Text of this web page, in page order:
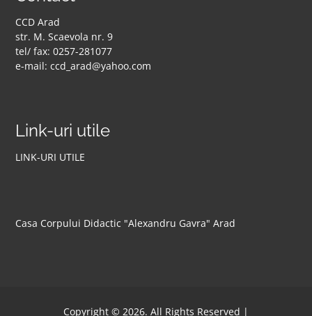
CCD Arad
str. M. Scaevola nr. 9
tel/ fax: 0257-281077
e-mail: ccd_arad@yahoo.com
Link-uri utile
LINK-URI UTILE
Casa Corpului Didactic "Alexandru Gavra" Arad
Copyright © 2026. All Rights Reserved |